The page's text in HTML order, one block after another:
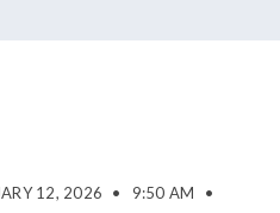
12, 2026 • 9:50 AM
•